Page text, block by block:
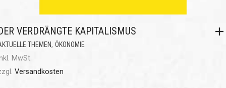
VERDRÄNGTE KAPITALISMUS
THEMEN, ÖKONOMIE
MwSt.
Versandkosten